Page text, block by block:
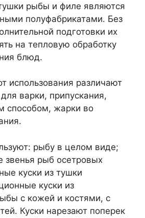
рыбы и филе являются
полуфабрикатами. Без
подготовки их
на тепловую обработку
блюд.
использования различают
варки, припускания,
способом, жарки во
рыбу в целом виде;
звенья рыб осетровых
куски из тушки
куски из
с кожей и костями, с
Куски нарезают поперек